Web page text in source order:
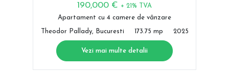
190,000 € + 21% TVA
Apartament cu 4 camere de vânzare
Theodor Pallady, Bucuresti 173.75 mp 2025
Vezi mai multe detalii